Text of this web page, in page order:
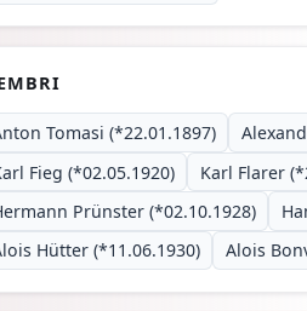
Tomasi (*22.01.1897)
Fieg (*02.05.1920)
Karl Flarer
Prünster (*02.10.1928)
Hütter (*11.06.1930)
Alois